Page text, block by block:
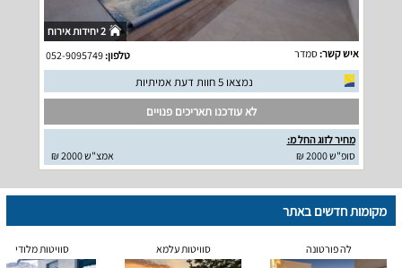
2 יחידות אירוח
איש קשר:סמדר טלפון:052-9095749
נמצאו 5 חוות דעת אמיתיות
לא עודכנו תאריכים פנויים
מחיר לזוג החל מ:
סופ"ש 2000 ₪
אמצ"ש 2000 ₪
מקומות חדשים באתר
לה פורטונה סוויטות עלמא סוויטות מלודי